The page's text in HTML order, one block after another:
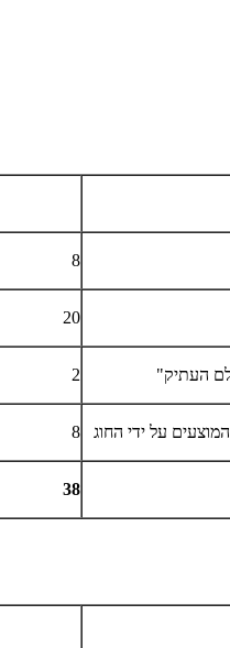
8
20
העתיק" 2
על ידי החוג 8
38